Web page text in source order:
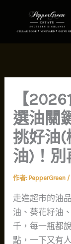
容
【
選油關
挑好油(
油)！別
作者: PepperGreen /
走進超市的油
油、葵花籽油
千，每一瓶都
點，一下又有